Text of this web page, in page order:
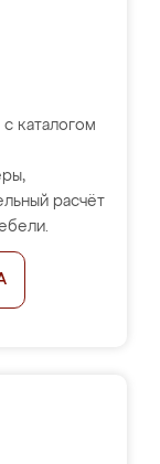
каталогом
расчёт